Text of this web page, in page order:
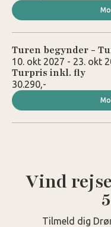
Turen begynder -
10. okt 2027 - 23. okt
Turpris inkl. fly
30.290,-
Vind
Tilmeld dig